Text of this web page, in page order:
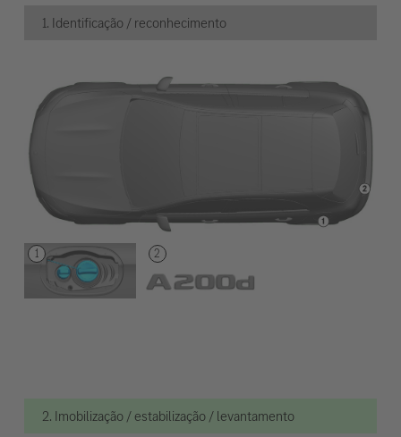
1. Identificação / reconhecimento
2. Imobilização / estabilização / levantamento